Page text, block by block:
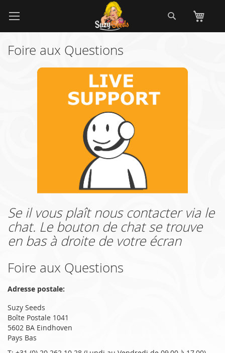
au
Foire aux Questions
Se il vous plaît nous contacter via le
chat. Le bouton de chat se trouve
en bas à droite de votre écran
Foire aux Questions
Adresse postale:
Suzy Seeds
Boîte Postale 1041
5602 BA Eindhoven
Pays Bas